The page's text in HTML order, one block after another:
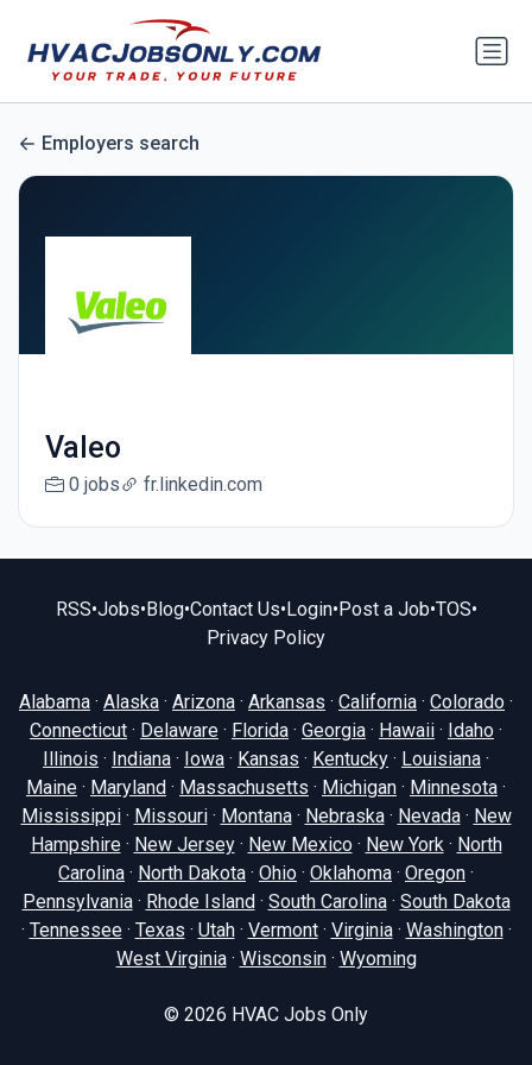
Employers search
Valeo
0 jobs fr.linkedin.com
RSS•Jobs•Blog•Contact Us•Login•Post a Job•TOS•
Privacy Policy
Alabama · Alaska · Arizona · Arkansas · California · Colorado ·
Connecticut · Delaware · Florida · Georgia · Hawaii · Idaho ·
Illinois · Indiana · Iowa · Kansas · Kentucky · Louisiana ·
Maine · Maryland · Massachusetts · Michigan · Minnesota ·
Mississippi· Missouri· Montana· Nebraska· Nevada· New
Hampshire· New Jersey· New Mexico· New York· North
Carolina · North Dakota · Ohio · Oklahoma · Oregon ·
Pennsylvania· Rhode Island · South Carolina· South Dakota
· Tennessee· Texas · Utah· Vermont· Virginia· Washington·
West Virginia· Wisconsin· Wyoming
© 2026 HVAC Jobs Only